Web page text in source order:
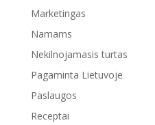
Marketingas
Namams
Nekilnojamasis turtas
Pagaminta Lietuvoje
Paslaugos
Receptai